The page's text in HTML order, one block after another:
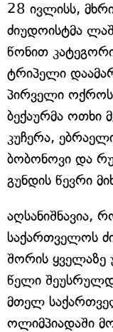
28 ივლისს,
ძიუდოისტმა
წონით
ტრიპელი
პირველი
ბექაურმა
კუჩერა,
ბობონოვი და
გუნდის წევრი
აღსანიშნავია,
საქართველოს
შორის ყველაზე
წელი
მთელ
ოლიმპიადაში